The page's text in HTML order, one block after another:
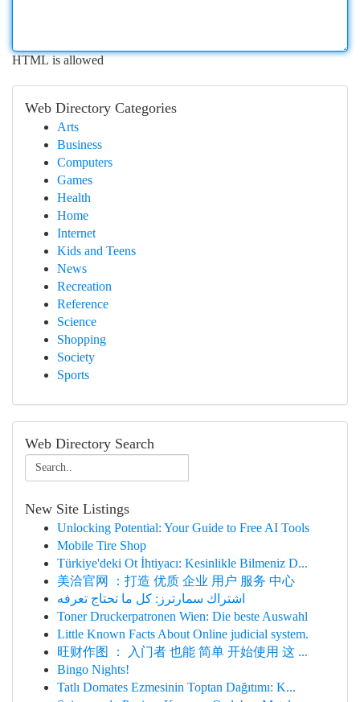
HTML is allowed
Web Directory Categories
Arts
Business
Computers
Games
Health
Home
Internet
Kids and Teens
News
Recreation
Reference
Science
Shopping
Society
Sports
Web Directory Search
New Site Listings
Unlocking Potential: Your Guide to Free AI Tools
Mobile Tire Shop
Türkiye'deki Ot İhtiyacı: Kesinlikle Bilmeniz D...
美洽官网 ：打造 优质 企业 用户 服务 中心
اشتراك سمارترز: كل ما تحتاج تعرفه
Toner Druckerpatronen Wien: Die beste Auswahl
Little Known Facts About Online judicial system.
旺财作图 ： 入门者 也能 简单 开始使用 这 ...
Bingo Nights!
Tatlı Domates Ezmesinin Toptan Dağıtımı: K...